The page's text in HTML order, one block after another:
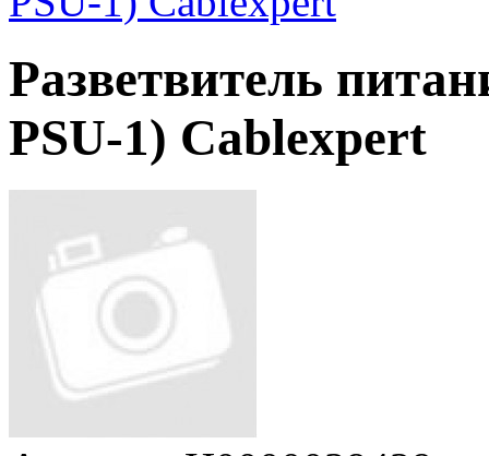
Разветвитель
PSU-1) Cablexpert